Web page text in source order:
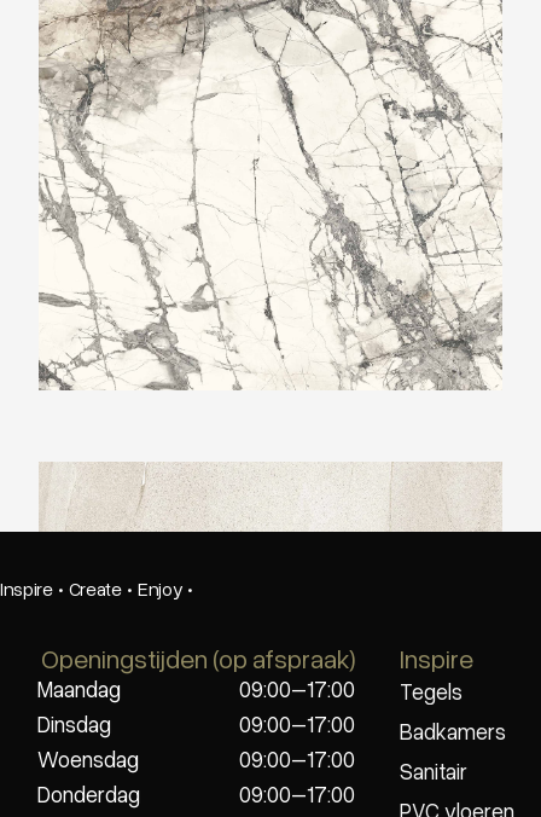
Ariostea Ultra Pietre Basaltina White
Inspire · Create · Enjoy ·
Openingstijden (op afspraak)
Maandag
09:00–17:00
Dinsdag
09:00–17:00
Woensdag
09:00–17:00
Donderdag
09:00–17:00
Inspire
Tegels
Badkamers
Sanitair
PVC vloeren